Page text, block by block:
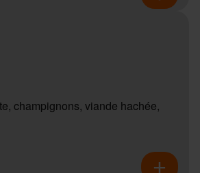
champignons, viande hachée,